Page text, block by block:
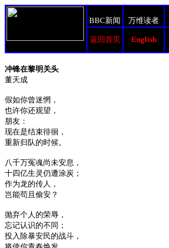
BBC新闻 万维读者
返回首页 English
冲锋在黎明关头
董天成
假如你曾迷惘，
也许你还观望，
朋友：
现在是结束徘徊，
重新归队的时候。
八千万冤魂尚未安息，
十四亿生灵仍遭涂炭；
作为龙的传人，
岂能苟且偷安？
抛弃个人的荣辱，
忘记认识的不同；
投入除暴安民的战斗，